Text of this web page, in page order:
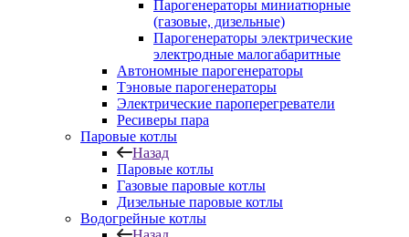
Парогенераторы миниатюрные
(газовые, дизельные)
Парогенераторы электрические
электродные малогабаритные
Автономные парогенераторы
Тэновые парогенераторы
Электрические пароперегреватели
Ресиверы пара
Паровые котлы
Назад
Паровые котлы
Газовые паровые котлы
Дизельные паровые котлы
Водогрейные котлы